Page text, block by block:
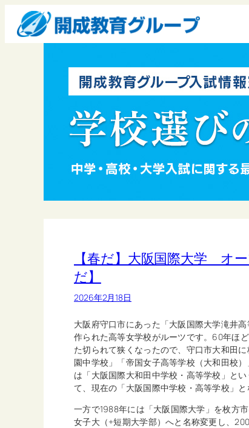
【春だ】大阪国際大学 オ
だ】
2026年2月18日
大阪府守口市にあった「大阪国際大学滝井
作られた高等女学校がルーツです。60年ほ
た切られて狭くなったので、守口市大和田
園中学校」「帝国女子高等学校（大和田校
は「大阪国際大和田中学校・高等学校」と
て、現在の「大阪国際中学校・高等学校」と
一方で1988年には「大阪国際大学」を枚方
女子大（+短期大学部）へと名称変更し、